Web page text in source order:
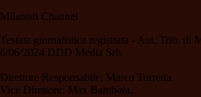
Milanisti Channel
Testata giornalistica registrata - Aut. Trib. di
6/06/2024 DDD Media Srls
Direttore Responsabile: Marco Torretta
Vice Direttore: Max Bambara.